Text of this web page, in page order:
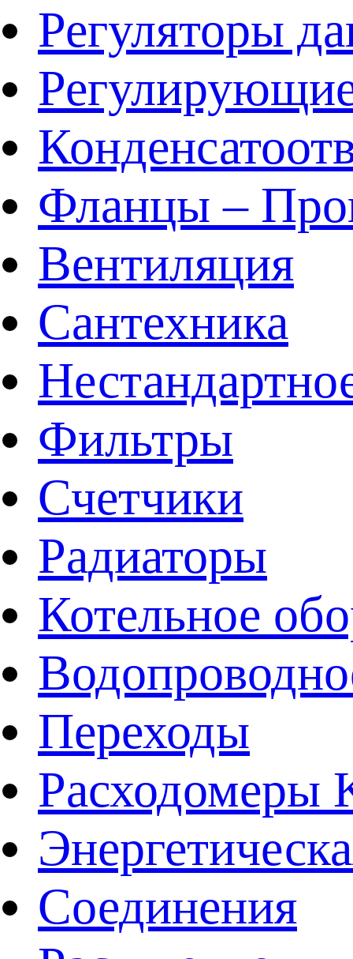
Регуляторы
Фланцы –
Вентиляция
Сантехника
Фильтры
Счетчики
Радиаторы
Котельное
Переходы
Расходомеры
Соединения